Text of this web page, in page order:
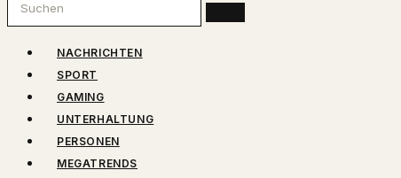
NACHRICHTEN
SPORT
GAMING
UNTERHALTUNG
PERSONEN
MEGATRENDS